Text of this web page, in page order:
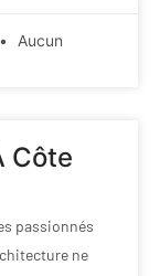
Aucun
Côte
passionnés
ne